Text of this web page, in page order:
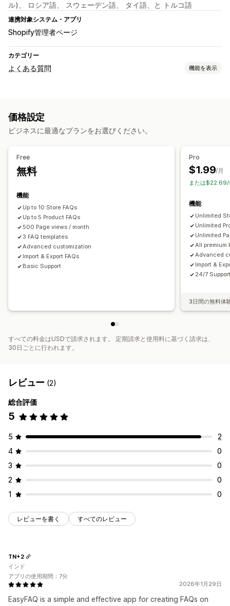
ル)、 ロシア語、 スウェーデン語、 タイ語、と トルコ語
連携対象システム・アプリ
Shopify管理者ページ
カテゴリー
よくある質問 機能を表示
画像 SEO
よくある質問ページ
モバイル対応
カスタムフォントと色
価格設定
ビジネスに最適なプランをお選びください。
Free
無料
機能
Up to 10 Store FAQs
Up to 5 Product FAQs
500 Page views / month
3 FAQ templates
Advanced customization
Import & Export FAQs
Basic Support
Pro
$1.99/月
または$22.69/
機能
Unlimited
Unlimited
Unlimited
All premium
Advanced
Import &
24/7
3日間の無料体
すべての料金はUSDで請求されます。 定期請求と使用料に基づく請求は、
30日ごとに行われます。
レビュー (2)
総合評価
5
5
2
4
0
3
0
2
0
1
0
レビューを書く すべてのレビュー
2026年1月29日
EasyFAQ is a simple and effective app for creating FAQs on
TN+2
インド
アプリの使用期間：7分